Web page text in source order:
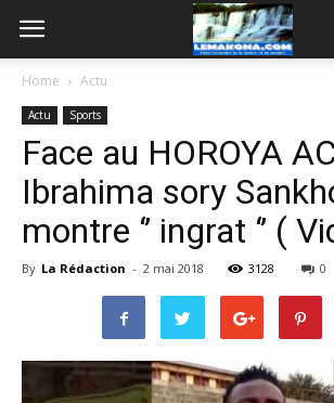
Home Actu
Actu Sports
Face au HOROYA
Ibrahima sory
montre ‘’ ingrat ‘’ (
By La Rédaction - 2 mai 2018 3128 0